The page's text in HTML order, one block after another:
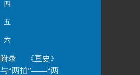
四
五
六
附录 《亘史》
与“两拍”——“两